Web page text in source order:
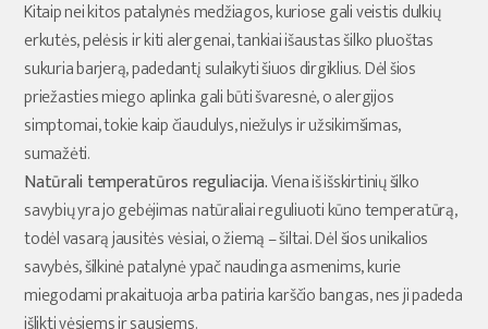
Kitaip nei kitos patalynės medžiagos, kuriose gali veistis dulkių
erkutės, pelėsis ir kiti alergenai, tankiai išaustas šilko pluoštas
sukuria barjerą, padedantį sulaikyti šiuos dirgiklius. Dėl šios
priežasties miego aplinka gali būti švaresnė, o alergijos
simptomai, tokie kaip čiaudulys, niežulys ir užsikimšimas,
sumažėti.
Natūrali temperatūros reguliacija.Viena iš išskirtinių šilko
savybių yra jo gebėjimas natūraliai reguliuoti kūno temperatūrą,
todėl vasarą jausitės vėsiai, o žiemą – šiltai. Dėl šios unikalios
savybės, šilkinė patalynė ypač naudinga asmenims, kurie
miegodami prakaituoja arba patiria karščio bangas, nes ji padeda